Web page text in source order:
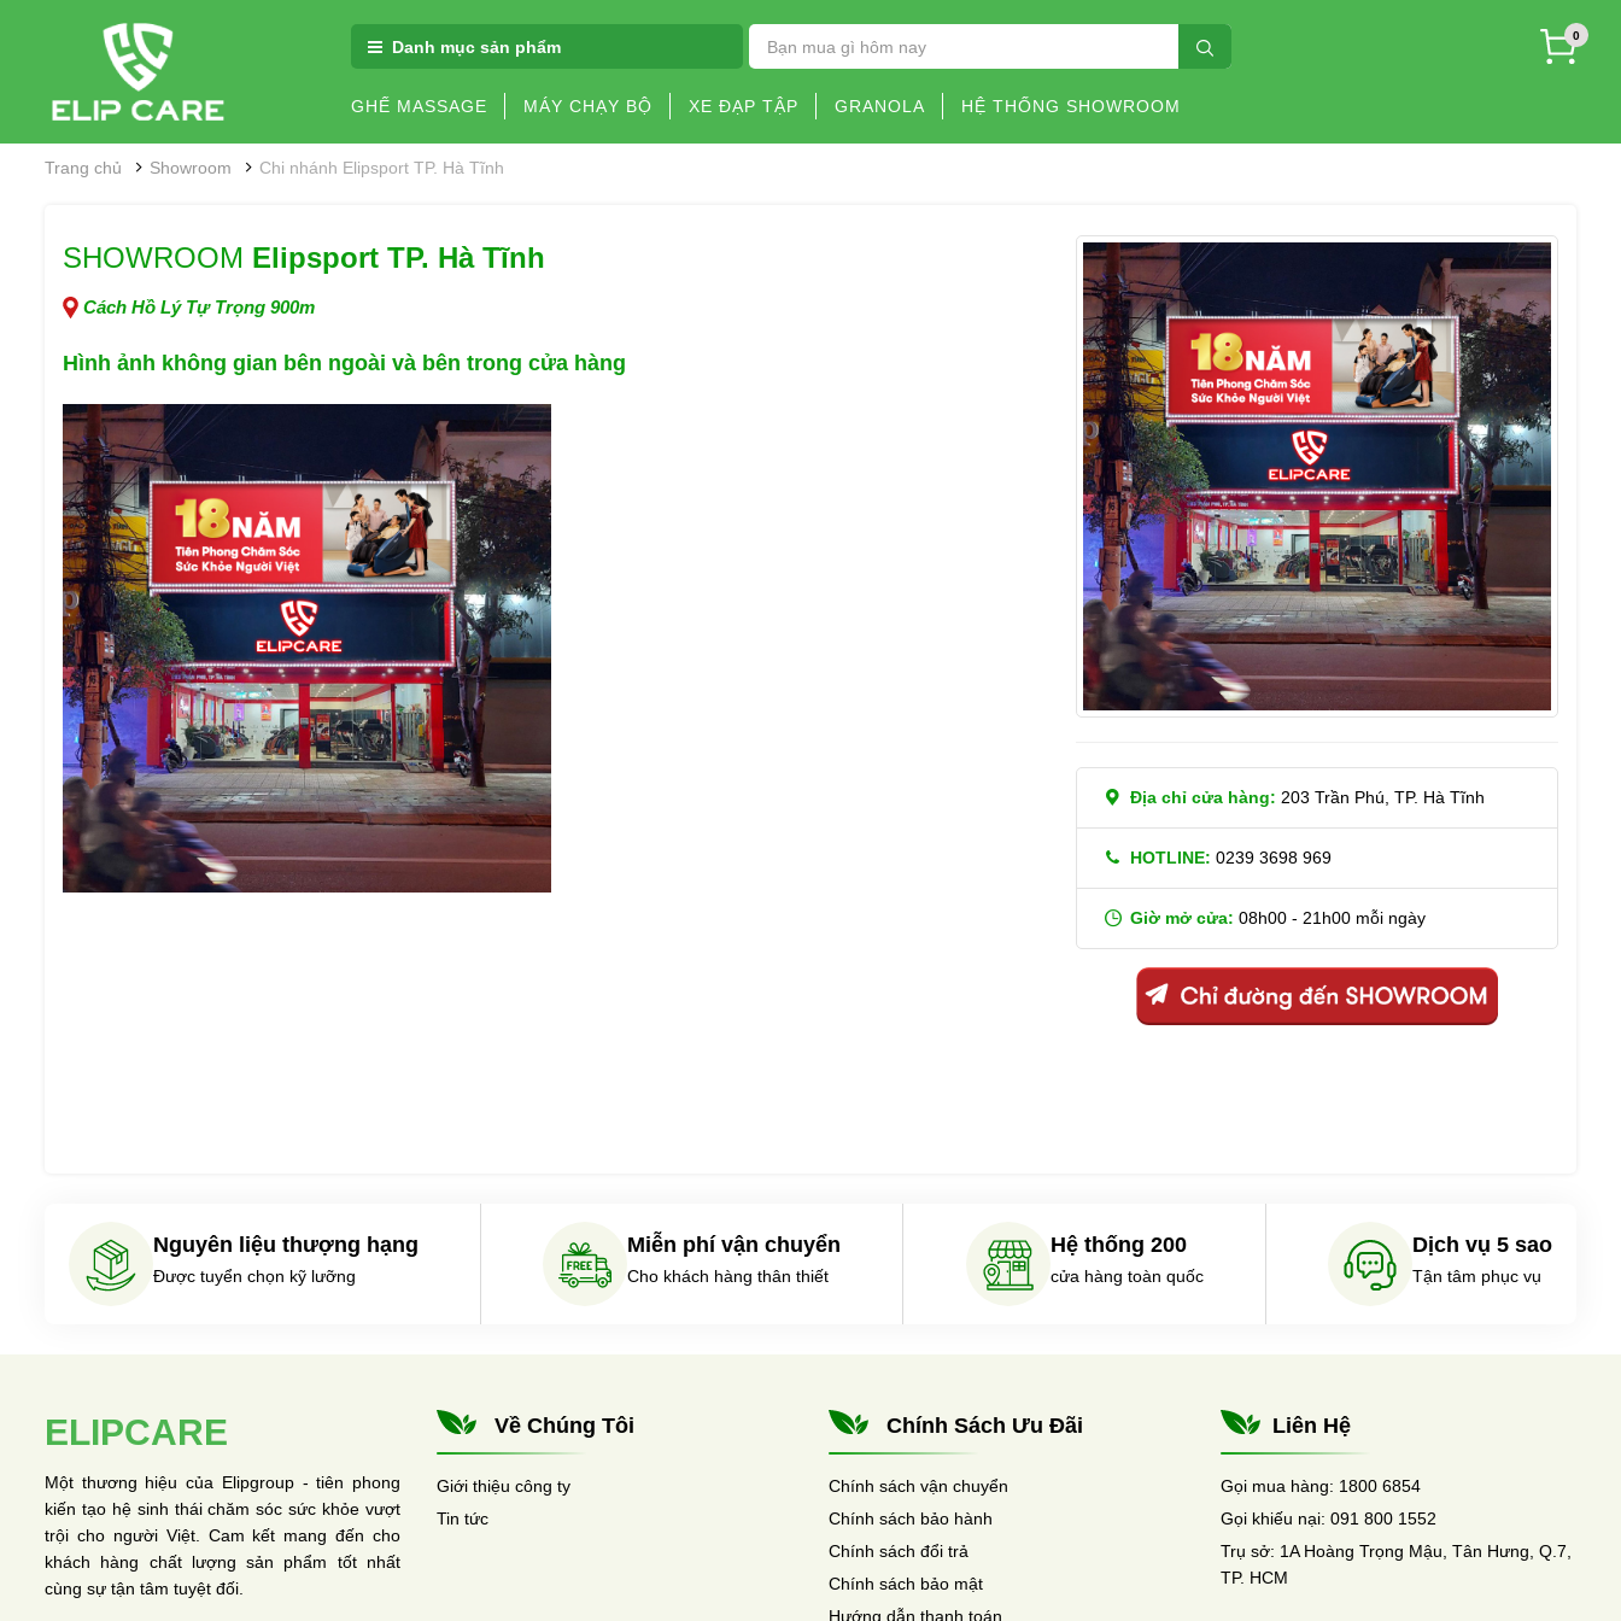
Danh mục sản phẩm
0
GHẾ MASSAGE MÁY CHẠY BỘ XE ĐẠP TẬP GRANOLA HỆ THỐNG SHOWROOM
Trang chủ Showroom Chi nhánh Elipsport TP. Hà Tĩnh
SHOWROOM Elipsport TP. Hà Tĩnh
Cách Hồ Lý Tự Trọng 900m
Hình ảnh không gian bên ngoài và bên trong cửa hàng
Địa chỉ cửa hàng: 203 Trần Phú, TP. Hà Tĩnh
HOTLINE: 0239 3698 969
Giờ mở cửa: 08h00 - 21h00 mỗi ngày
Nguyên liệu thượng hạng
Được tuyển chọn kỹ lưỡng
Miễn phí vận chuyển
Cho khách hàng thân thiết
Hệ thống 200
cửa hàng toàn quốc
Dịch vụ 5 sao
Tận tâm phục vụ
ELIPCARE
Một thương hiệu của Elipgroup - tiên phong
kiến tạo hệ sinh thái chăm sóc sức khỏe vượt
trội cho người Việt. Cam kết mang đến cho
khách hàng chất lượng sản phẩm tốt nhất
cùng sự tận tâm tuyệt đối.
Về Chúng Tôi
Giới thiệu công ty
Tin tức
Chính Sách Ưu Đãi
Chính sách vận chuyển
Chính sách bảo hành
Chính sách đổi trả
Chính sách bảo mật
Hướng dẫn thanh toán
Liên Hệ
Gọi mua hàng: 1800 6854
Gọi khiếu nại: 091 800 1552
Trụ sở: 1A Hoàng Trọng Mậu, Tân Hưng, Q.7,
TP. HCM